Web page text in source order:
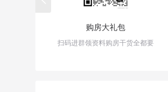
购房大礼包
扫码进群领资料购房干货全都要